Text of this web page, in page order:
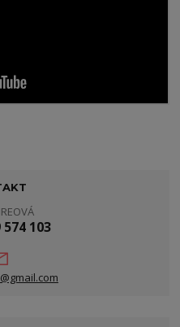
574 103